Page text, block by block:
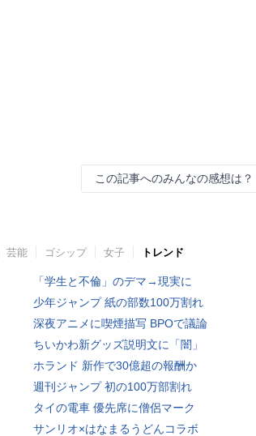
この記事へのみんなの感想は？
芸能 ゴシップ 女子 トレンド
「学生と不倫」のデマ→現実に
少年ジャンプ 紙の部数100万割れ
深夜アニメに喫煙描写 BPOで議論
ちいかわ新グッズ説明文に「闇」
ホランド 新作で30億超の報酬か
週刊ジャンプ 初の100万部割れ
タイの電車 優先席に僧侶マーク
サンリオ×はなまるうどんコラボ